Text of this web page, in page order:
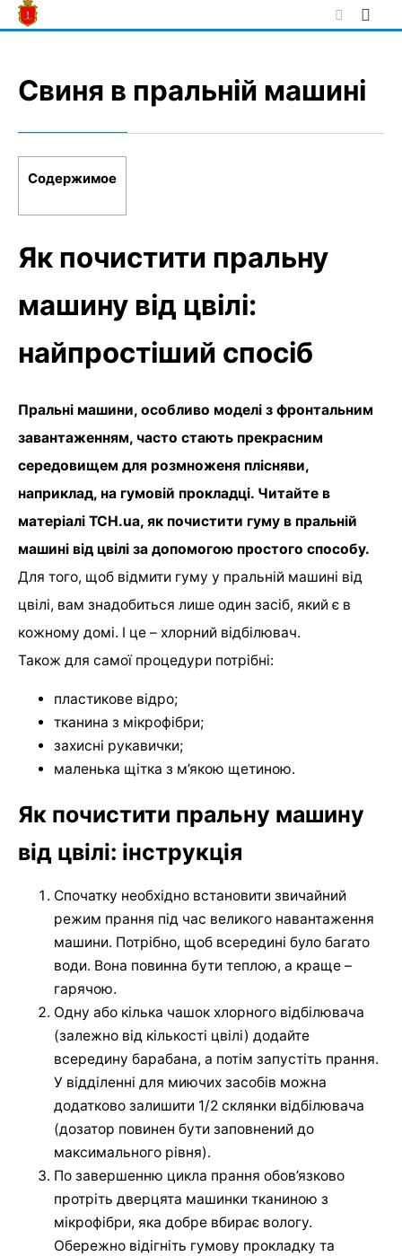
Skip
to
Свиня в пральній машині
Содержимое
Як почистити пральну
машину від цвілі:
найпростіший спосіб
Пральні машини, особливо моделі з фронтальним
завантаженням, часто стають прекрасним
середовищем для розмноженя плісняви,
наприклад, на гумовій прокладці. Читайте в
матеріалі ТСН.ua, як почистити гуму в пральній
машині від цвілі за допомогою простого способу.
Для того, щоб відмити гуму у пральній машині від
цвілі, вам знадобиться лише один засіб, який є в
кожному домі. І це – хлорний відбілювач.
Також для самої процедури потрібні:
пластикове відро;
тканина з мікрофібри;
захисні рукавички;
маленька щітка з м’якою щетиною.
Як почистити пральну машину
від цвілі: інструкція
Спочатку необхідно встановити звичайний
режим прання під час великого навантаження
машини. Потрібно, щоб всередині було багато
води. Вона повинна бути теплою, а краще –
гарячою.
Одну або кілька чашок хлорного відбілювача
(залежно від кількості цвілі) додайте
всередину барабана, а потім запустіть прання.
У відділенні для миючих засобів можна
додатково залишити 1/2 склянки відбілювача
(дозатор повинен бути заповнений до
максимального рівня).
По завершенню цикла прання обов’язково
протріть дверцята машинки тканиною з
мікрофібри, яка добре вбирає вологу.
Обережно відігніть гумову прокладку та